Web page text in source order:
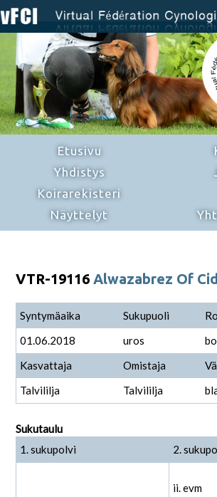
Etusivu
Yhdistys
Koirarekisteri
Näyttelyt
VTR-19116Alwazabrez Of
Syntymäaika Sukupuoli
01.06.2018
uros
Kasvattaja
Omistaja
Talvililja
Talvililja
Sukutaulu
1. sukupolvi
2.
ii. evm